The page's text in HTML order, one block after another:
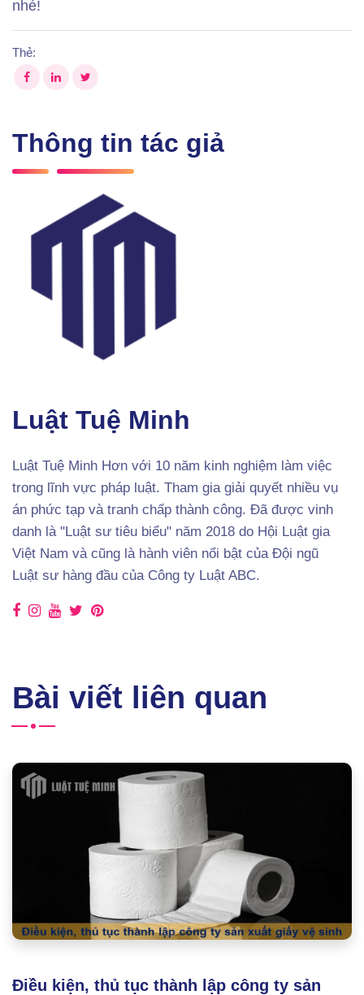
nhé!
Thẻ:
Thông tin tác giả
Luật Tuệ Minh
Luật Tuệ Minh Hơn với 10 năm kinh nghiệm làm việc
trong lĩnh vực pháp luật. Tham gia giải quyết nhiều vụ
án phức tạp và tranh chấp thành công. Đã được vinh
danh là "Luật sư tiêu biểu" năm 2018 do Hội Luật gia
Việt Nam và cũng là hành viên nổi bật của Đội ngũ
Luật sư hàng đầu của Công ty Luật ABC.
Bài viết liên quan
Điều kiện, thủ tục thành lập công ty sản